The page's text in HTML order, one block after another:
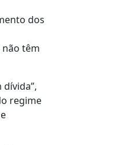
dos
têm
regime